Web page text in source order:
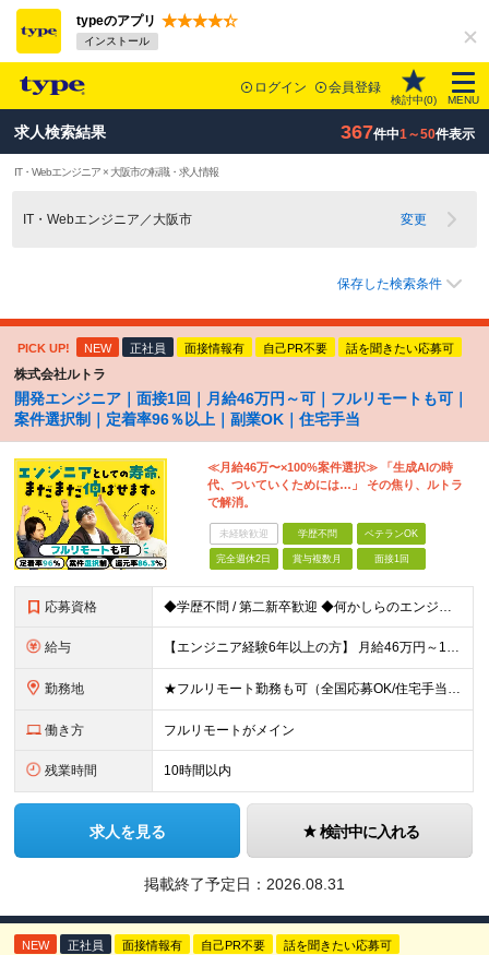
typeのアプリ
インストール
ログイン 会員登録
検討中(0) MENU
求人検索結果 367件中1～50件表示
IT・Webエンジニア × 大阪市の転職・求人情報
IT・Webエンジニア／大阪市 変更
保存した検索条件
PICK UP! NEW 正社員 面接情報有 自己PR不要 話を聞きたい応募可
株式会社ルトラ
開発エンジニア｜面接1回｜月給46万円～可｜フルリモートも可｜
案件選択制｜定着率96％以上｜副業OK｜住宅手当
≪月給46万〜×100%案件選択≫ 「生成AIの時
代、ついていくためには…」 その焦り、ルトラ
で解消。
未経験歓迎 学歴不問 ベテランOK
完全週休2日 賞与複数月 面接1回
応募資格 ◆学歴不問 / 第二新卒歓迎 ◆何かしらのエンジニア経験をお持ちの方 （言語・期間・フェーズ不問） 経験浅めの方も遠慮なくご応募ください！ ■入社前Q＆A ────── ◎実力に見合った報酬が手に
給与 【エンジニア経験6年以上の方】 月給46万円～100万円（固定残業代含む） ※上記月給には月30時間分の固定残業代（月8万7,400円～月19万円）を含む。超過分は全額支給。 【エンジニア経験4年以
勤務地 ★フルリモート勤務も可（全国応募OK/住宅手当を支給します） ※案件によって常駐が必要になる場合があります。 ※希望がない限り、転勤はありません ※U・Iターン歓迎 ★ルトラの社員は全国各地で活躍中
働き方 フルリモートがメイン
残業時間 10時間以内
求人を見る 検討中に入れる
掲載終了予定日： 2026.08.31
NEW 正社員 面接情報有 自己PR不要 話を聞きたい応募可